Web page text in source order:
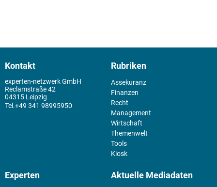
Kontakt
experten-netzwerk GmbH
Reclamstraße 42
04315 Leipzig
+49 341 98995950
Rubriken
Assekuranz
Finanzen
Recht
Management
Wirtschaft
Themenwelt
Tools
Kiosk
Experten Aktuelle Mediadaten